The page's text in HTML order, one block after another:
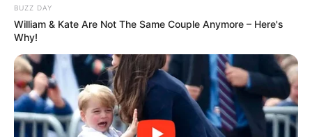
BUZZ DAY
William & Kate Are Not The Same Couple Anymore – Here's
Why!